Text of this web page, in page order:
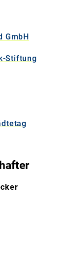
GmbH
Stiftung